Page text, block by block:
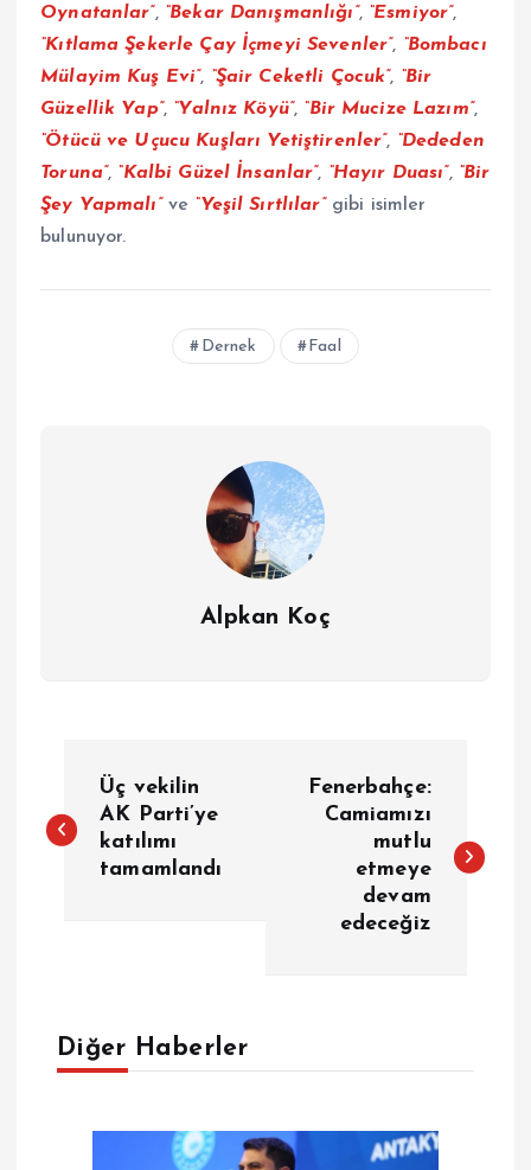
Oynatanlar”, “Bekar Danışmanlığı”, “Esmiyor”,
“Kıtlama Şekerle Çay İçmeyi Sevenler”, “Bombacı
Mülayim Kuş Evi”, “Şair Ceketli Çocuk”, “Bir
Güzellik Yap”, “Yalnız Köyü”, “Bir Mucize Lazım”,
“Ötücü ve Uçucu Kuşları Yetiştirenler”, “Dededen
Toruna”, “Kalbi Güzel İnsanlar”, “Hayır Duası”, “Bir
Şey Yapmalı”ve “Yeşil Sırtlılar”gibi isimler
bulunuyor.
Dernek Faal
Alpkan Koç
a
e
Üç vekilin
AK Parti’ye
katılımı
tamamlandı
Fenerbahçe:
Camiamızı
mutlu
etmeye
devam
edeceğiz
Diğer Haberler